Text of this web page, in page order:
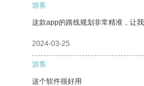
游客
这款app的路线规划非常精准，让
2024-03-25
游客
这个软件很好用